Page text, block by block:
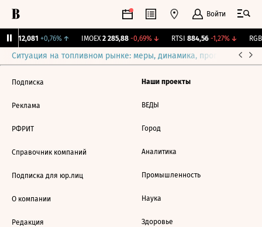
Войти
12,081 +0,76%↑ IMOEX 2 285,88 -0,69%↓ RTSI 884,56 -1,27%↓ RGBI
Ситуация на топливном рынке: меры, динамика, прогнозы
Подписка
Реклама
РФРИТ
Справочник компаний
Подписка для юр.лиц
О компании
Редакция
Наши проекты
ВЕДЫ
Город
Аналитика
Промышленность
Наука
Здоровье